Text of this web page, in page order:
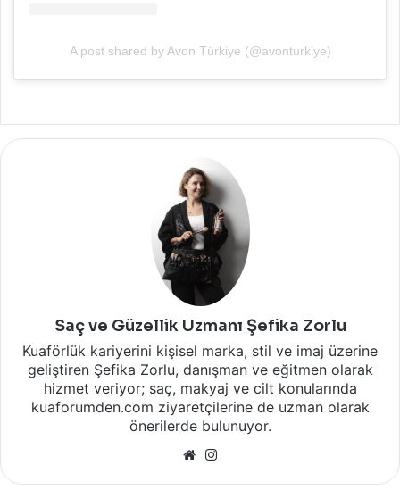
A post shared by Avon Türkiye (@avonturkiye)
Saç ve Güzellik Uzmanı Şefika Zorlu
Kuaförlük kariyerini kişisel marka, stil ve imaj üzerine
geliştiren Şefika Zorlu, danışman ve eğitmen olarak
hizmet veriyor; saç, makyaj ve cilt konularında
kuaforumden.com ziyaretçilerine de uzman olarak
önerilerde bulunuyor.
Web